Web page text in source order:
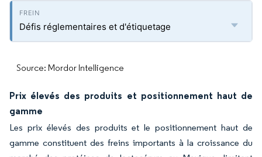
Défis réglementaires et d'étiquetage
Source: Mordor Intelligence
Prix élevés des produits et positionnement haut de
gamme
Les prix élevés des produits et le positionnement haut de
gamme constituent des freins importants à la croissance du